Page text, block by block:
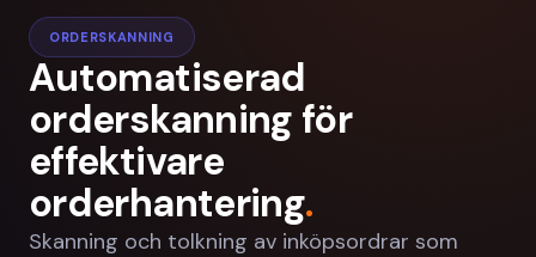
ORDERSKANNING
Automatiserad
orderskanning för
effektivare
orderhantering.
Skanning och tolkning av inköpsordrar som